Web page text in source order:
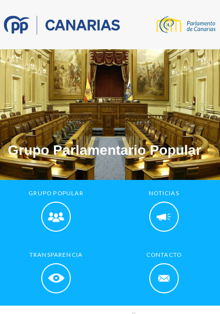
Grupo Parlamentario Popular
GRUPO POPULAR NOTICIAS
TRANSPARENCIA CONTACTO